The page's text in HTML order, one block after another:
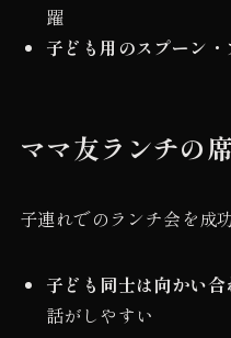
躍
子ども用のスプーン・
ママ友ランチの
子連れでのランチ会を成
子ども同士は向かい合
話がしやすい